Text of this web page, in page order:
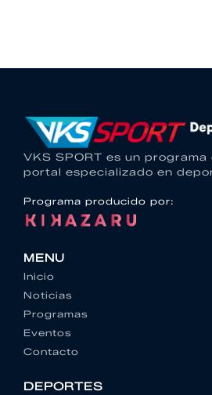
VKS SPORT es un
portal especializado en
Programa producido por:
MENU
Inicio
Noticias
Programas
Eventos
Contacto
DEPORTES